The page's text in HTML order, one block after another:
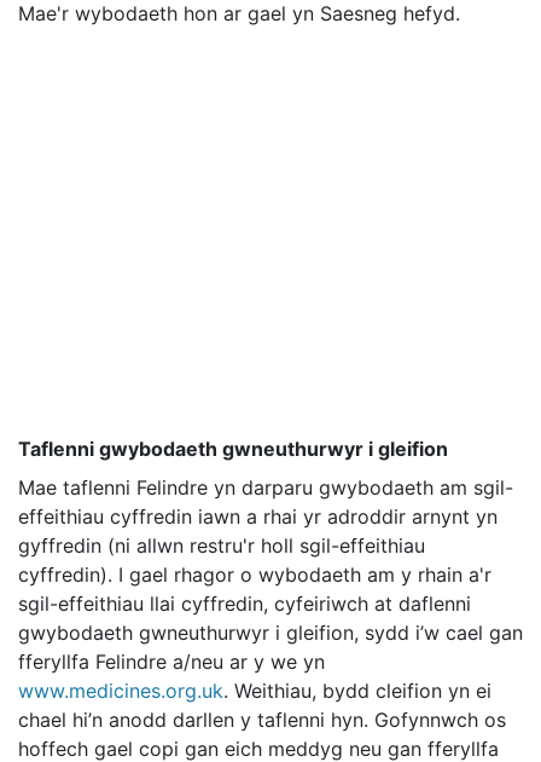
Mae'r wybodaeth hon ar gael yn Saesneg hefyd.
Taflenni gwybodaeth gwneuthurwyr i gleifion
Mae taflenni Felindre yn darparu gwybodaeth am sgil-
effeithiau cyffredin iawn a rhai yr adroddir arnynt yn
gyffredin (ni allwn restru'r holl sgil-effeithiau
cyffredin). I gael rhagor o wybodaeth am y rhain a'r
sgil-effeithiau llai cyffredin, cyfeiriwch at daflenni
gwybodaeth gwneuthurwyr i gleifion, sydd i’w cael gan
fferyllfa Felindre a/neu ar y we yn
www.medicines.org.uk. Weithiau, bydd cleifion yn ei
chael hi’n anodd darllen y taflenni hyn. Gofynnwch os
hoffech gael copi gan eich meddyg neu gan fferyllfa